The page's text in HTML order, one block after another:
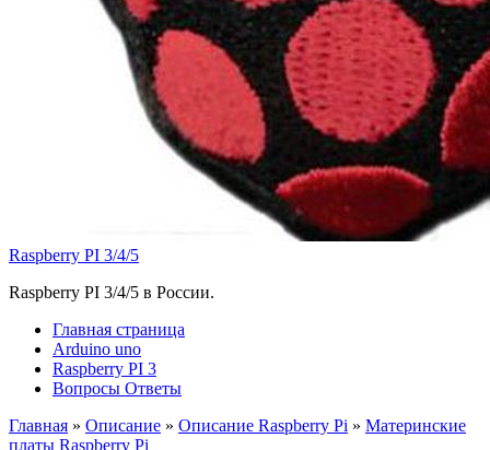
Raspberry PI 3/4/5
Raspberry PI 3/4/5 в России.
Главная страница
Arduino uno
Raspberry PI 3
Вопросы Ответы
Главная » Описание » Описание Raspberry Pi » Материнские
платы Raspberry Pi